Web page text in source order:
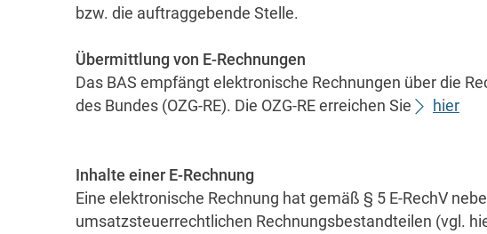
bzw. die auftraggebende Stelle.
Übermittlung von E-Rechnungen
Das BAS empfängt elektronische Rechnungen über die
des Bundes (OZG-RE). Die OZG-RE erreichen Sie
hier
Inhalte einer E-Rechnung
Eine elektronische Rechnung hat gemäß § 5 E-RechV
umsatzsteuerrechtlichen Rechnungsbestandteilen (vgl.